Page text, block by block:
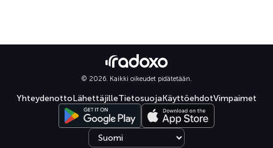
© 2026. Kaikki oikeudet pidätetään.
YhteydenottoLähettäjilleTietosuojaKäyttöehdotVimpaimet
Select language